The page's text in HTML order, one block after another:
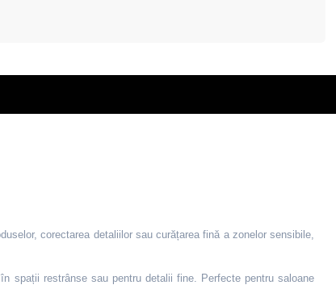
corectarea detaliilor sau curățarea fină a zonelor sensibile,
spații restrânse sau pentru detalii fine. Perfecte pentru saloane